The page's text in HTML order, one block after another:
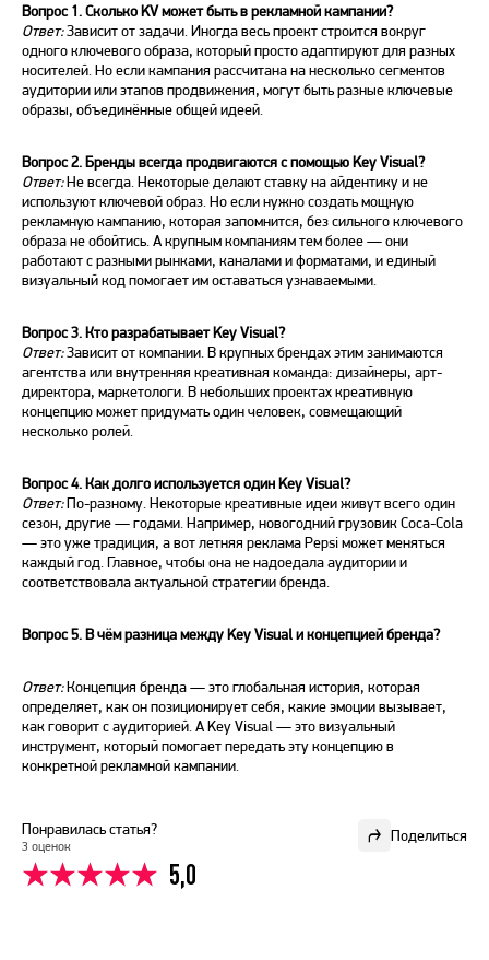
Вопрос 1. Сколько KVможет быть в рекламной кампании?
Ответ:Зависит от задачи. Иногда весь проект строится вокруг
одного ключевого образа, который просто адаптируют для разных
носителей. Но если кампания рассчитана на несколько сегментов
аудитории или этапов продвижения, могут быть разные ключевые
образы, объединённые общей идеей.
Вопрос 2. Бренды всегда продвигаются с помощью Key Visual?
Ответ:Не всегда. Некоторые делают ставку на айдентику и не
используют ключевой образ. Но если нужно создать мощную
рекламную кампанию, которая запомнится, без сильного ключевого
образа не обойтись. А крупным компаниям тем более — они
работают с разными рынками, каналами и форматами, и единый
визуальный код помогает им оставаться узнаваемыми.
Вопрос 3. Кто разрабатываетKey Visual?
Ответ:Зависит от компании. В крупных брендах этим занимаются
агентства или внутренняя креативная команда: дизайнеры, арт-
директора, маркетологи. В небольших проектах креативную
концепцию может придумать один человек, совмещающий
несколько ролей.
Вопрос 4. Как долго используется один Key Visual?
Ответ:По-разному. Некоторые креативные идеи живут всего один
сезон, другие — годами. Например, новогодний грузовик Coca-Cola
— это уже традиция, а вот летняя реклама Pepsi может меняться
каждый год. Главное, чтобы она не надоедала аудитории и
соответствовала актуальной стратегии бренда.
Вопрос 5. В чём разница между Key Visualи концепцией бренда?
Ответ:Концепция бренда — это глобальная история, которая
определяет, как он позиционирует себя, какие эмоции вызывает,
как говорит с аудиторией. АKey Visual — это визуальный
инструмент, который помогает передать эту концепцию в
конкретной рекламной кампании.
Поделиться
Понравилась статья?
3 оценок
5,0